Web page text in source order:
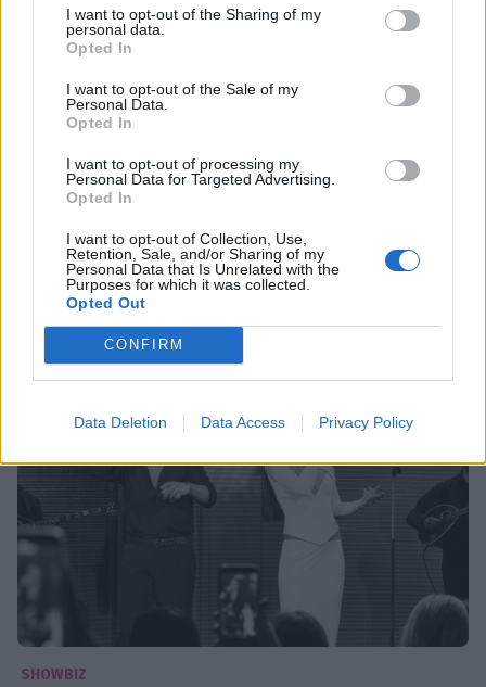
I want to opt-out of the Sharing of my
personal data.
Opted In
I want to opt-out of the Sale of my
Personal Data.
Opted In
I want to opt-out of processing my
Personal Data for Targeted Advertising.
Opted In
I want to opt-out of Collection, Use,
Retention, Sale, and/or Sharing of my
Personal Data that Is Unrelated with the
Purposes for which it was collected.
Opted Out
CONFIRM
Data Deletion Data Access Privacy Policy
Ελεάνα Παπαϊωάννου: Είναι έγκυος και
εμφανίστηκε στο Buongiorno με
φουσκωμένη κοιλίτσα
@02-04-2026
SHOWBIZ